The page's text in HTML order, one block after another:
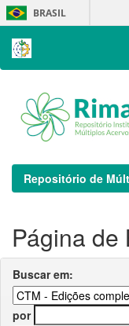
Skip
navigation
BRASIL
Repositório de
Página de
Buscar em:
por